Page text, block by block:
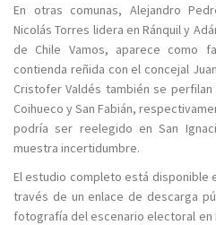
En otras comunas, Alejandro
Nicolás Torres lidera en Ránquil y
de Chile Vamos, aparece como
contienda reñida con el concejal
Cristofer Valdés también se
Coihueco y San Fabián,
podría ser reelegido en San
muestra incertidumbre.
El estudio completo está disponible
través de un enlace de descarga
fotografía del escenario electoral